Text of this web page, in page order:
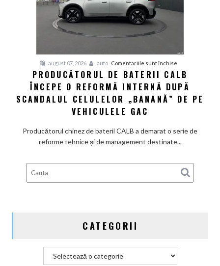
dolari
august 07, 2026 auto Comentariile sunt închise
Producătorul
de
baterii
scandalul
celulelor
PRODUCĂTORUL DE BATERII CALB
ÎNCEPE O REFORMĂ INTERNĂ DUPĂ
SCANDALUL CELULELOR „BANANĂ” DE PE
VEHICULELE GAC
Producătorul chinez de baterii CALB a demarat o serie de
reforme tehnice și de management destinate...
CATEGORII